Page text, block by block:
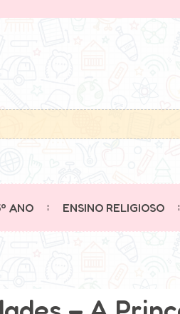
ANO ENSINO RELIGIOSO